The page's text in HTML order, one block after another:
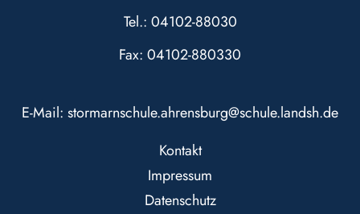
Tel.: 04102-88030
Fax: 04102-880330
E-Mail: stormarnschule.ahrensburg@schule.landsh.de
Kontakt
Impressum
Datenschutz